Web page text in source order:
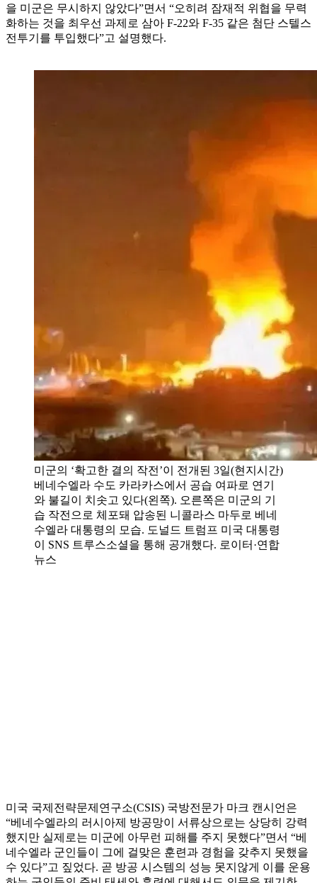
을 미군은 무시하지 않았다”면서 “오히려 잠재적 위협을 무력
화하는 것을 최우선 과제로 삼아 F-22와 F-35 같은 첨단 스텔스
전투기를 투입했다”고 설명했다.
미군의 ‘확고한 결의 작전’이 전개된 3일(현지시간)
베네수엘라 수도 카라카스에서 공습 여파로 연기
와 불길이 치솟고 있다(왼쪽). 오른쪽은 미군의 기
습 작전으로 체포돼 압송된 니콜라스 마두로 베네
수엘라 대통령의 모습. 도널드 트럼프 미국 대통령
이 SNS 트루스소셜을 통해 공개했다. 로이터·연합
뉴스
미국 국제전략문제연구소(CSIS) 국방전문가 마크 캔시언은
“베네수엘라의 러시아제 방공망이 서류상으로는 상당히 강력
했지만 실제로는 미군에 아무런 피해를 주지 못했다”면서 “베
네수엘라 군인들이 그에 걸맞은 훈련과 경험을 갖추지 못했을
수 있다”고 짚었다. 곧 방공 시스템의 성능 못지않게 이를 운용